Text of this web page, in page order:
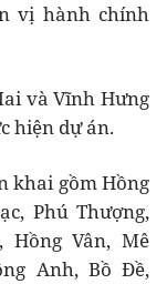
vị hành chính
và Vĩnh Hưng
hiện dự án.
khai gồm Hồng
Phú Thượng,
Hồng Vân, Mê
Anh, Bồ Đề,